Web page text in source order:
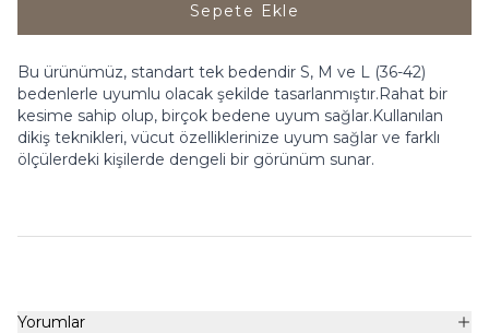
Sepete Ekle
Bu ürünümüz, standart tek bedendir S, M ve L (36-42)
bedenlerle uyumlu olacak şekilde tasarlanmıştır.Rahat bir
kesime sahip olup, birçok bedene uyum sağlar.Kullanılan
dikiş teknikleri, vücut özelliklerinize uyum sağlar ve farklı
ölçülerdeki kişilerde dengeli bir görünüm sunar.
Yorumlar